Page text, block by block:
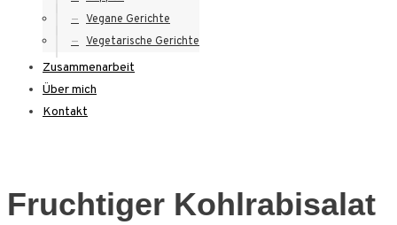
Vegane Gerichte
Vegetarische Gerichte
Zusammenarbeit
Über mich
Kontakt
Fruchtiger Kohlrabisalat